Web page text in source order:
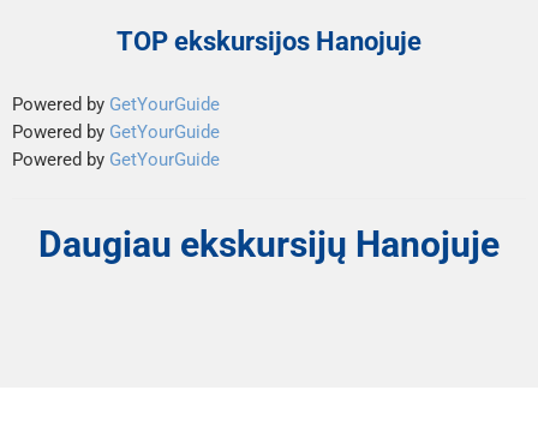
TOP ekskursijos Hanojuje
Powered by GetYourGuide
Powered by GetYourGuide
Powered by GetYourGuide
Daugiau ekskursijų Hanojuje